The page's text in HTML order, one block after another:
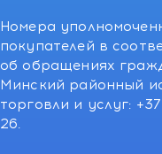
Номера
покупателей в
об обращениях
Минский районный
торговли и услуг:
26.